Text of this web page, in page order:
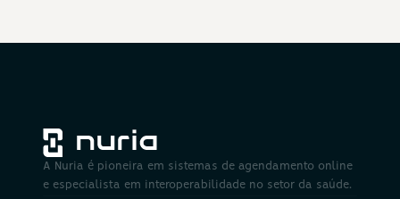
A Nuria é pioneira em sistemas de agendamento online
e especialista em interoperabilidade no setor da saúde.